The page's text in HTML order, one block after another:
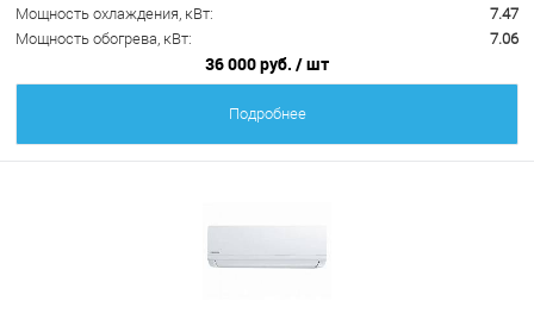
Мощность охлаждения, кВт:
7.47
Мощность обогрева, кВт:
7.06
36 000 руб. / шт
Подробнее